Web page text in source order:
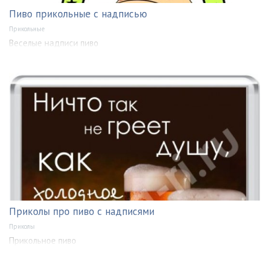
Пиво прикольные с надписью
Прикольные
Веселые надписи пиво
Приколы про пиво с надписями
Приколы
Прикольное пиво